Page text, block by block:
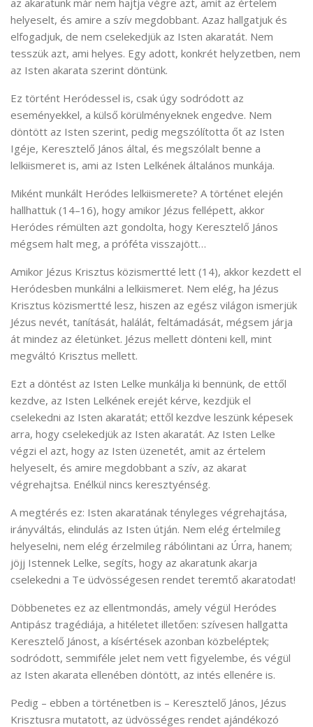
helyeselt, és amire a szív megdobbant. Azaz hallgatjuk és
elfogadjuk, de nem cselekedjük az Isten akaratát. Nem
tesszük azt, ami helyes. Egy adott, konkrét helyzetben, nem
az Isten akarata szerint döntünk.
Ez történt Heródessel is, csak úgy sodródott az
eseményekkel, a külső körülményeknek engedve. Nem
döntött az Isten szerint, pedig megszólította őt az Isten
Igéje, Keresztelő János által, és megszólalt benne a
lelkiismeret is, ami az Isten Lelkének általános munkája.
Miként munkált Heródes lelkiismerete? A történet elején
hallhattuk (14–16), hogy amikor Jézus fellépett, akkor
Heródes rémülten azt gondolta, hogy Keresztelő János
mégsem halt meg, a próféta visszajött…
Amikor Jézus Krisztus közismertté lett (14), akkor kezdett el
Heródesben munkálni a lelkiismeret. Nem elég, ha Jézus
Krisztus közismertté lesz, hiszen az egész világon ismerjük
Jézus nevét, tanítását, halálát, feltámadását, mégsem járja
át mindez az életünket. Jézus mellett dönteni kell, mint
megváltó Krisztus mellett.
Ezt a döntést az Isten Lelke munkálja ki bennünk, de ettől
kezdve, az Isten Lelkének erejét kérve, kezdjük el
cselekedni az Isten akaratát; ettől kezdve leszünk képesek
arra, hogy cselekedjük az Isten akaratát. Az Isten Lelke
végzi el azt, hogy az Isten üzenetét, amit az értelem
helyeselt, és amire megdobbant a szív, az akarat
végrehajtsa. Enélkül nincs keresztyénség.
A megtérés ez: Isten akaratának tényleges végrehajtása,
irányváltás, elindulás az Isten útján. Nem elég értelmileg
helyeselni, nem elég érzelmileg rábólintani az Úrra, hanem;
jöjj Istennek Lelke, segíts, hogy az akaratunk akarja
cselekedni a Te üdvösségesen rendet teremtő akaratodat!
Döbbenetes ez az ellentmondás, amely végül Heródes
Antipász tragédiája, a hitéletet illetően: szívesen hallgatta
Keresztelő Jánost, a kísértések azonban közbeléptek;
sodródott, semmiféle jelet nem vett figyelembe, és végül
az Isten akarata ellenében döntött, az intés ellenére is.
Pedig – ebben a történetben is – Keresztelő János, Jézus
Krisztusra mutatott, az üdvösséges rendet ajándékozó